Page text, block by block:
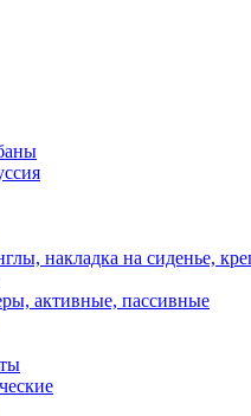
накладка на сиденье,
активные, пассивные